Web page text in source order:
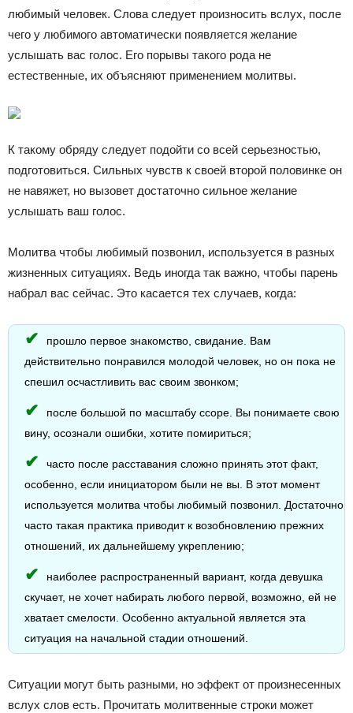
любимый человек. Слова следует произносить вслух, после
чего у любимого автоматически появляется желание
услышать вас голос. Его порывы такого рода не
естественные, их объясняют применением молитвы.
К такому обряду следует подойти со всей серьезностью,
подготовиться. Сильных чувств к своей второй половинке он
не навяжет, но вызовет достаточно сильное желание
услышать ваш голос.
Молитва чтобы любимый позвонил, используется в разных
жизненных ситуациях. Ведь иногда так важно, чтобы парень
набрал вас сейчас. Это касается тех случаев, когда:
прошло первое знакомство, свидание. Вам
действительно понравился молодой человек, но он пока не
спешил осчастливить вас своим звонком;
после большой по масштабу ссоре. Вы понимаете свою
вину, осознали ошибки, хотите помириться;
часто после расставания сложно принять этот факт,
особенно, если инициатором были не вы. В этот момент
используется молитва чтобы любимый позвонил. Достаточно
часто такая практика приводит к возобновлению прежних
отношений, их дальнейшему укреплению;
наиболее распространенный вариант, когда девушка
скучает, не хочет набирать любого первой, возможно, ей не
хватает смелости. Особенно актуальной является эта
ситуация на начальной стадии отношений.
Ситуации могут быть разными, но эффект от произнесенных
вслух слов есть. Прочитать молитвенные строки может